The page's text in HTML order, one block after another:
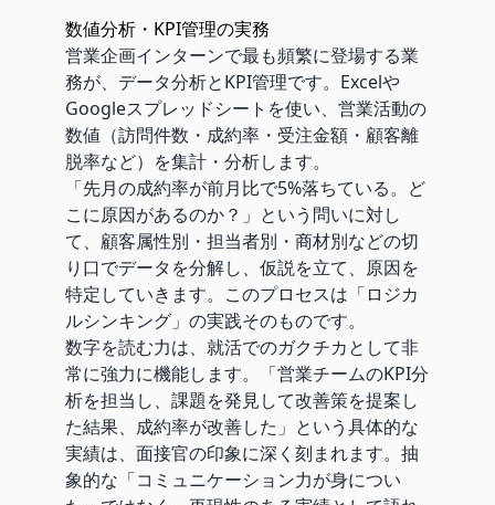
数値分析・KPI管理の実務
営業企画インターンで最も頻繁に登場する業
務が、データ分析とKPI管理です。Excelや
Googleスプレッドシートを使い、営業活動の
数値（訪問件数・成約率・受注金額・顧客離
脱率など）を集計・分析します。
「先月の成約率が前月比で5%落ちている。ど
こに原因があるのか？」という問いに対し
て、顧客属性別・担当者別・商材別などの切
り口でデータを分解し、仮説を立て、原因を
特定していきます。このプロセスは「ロジカ
ルシンキング」の実践そのものです。
数字を読む力は、就活でのガクチカとして非
常に強力に機能します。「営業チームのKPI分
析を担当し、課題を発見して改善策を提案し
た結果、成約率が改善した」という具体的な
実績は、面接官の印象に深く刻まれます。抽
象的な「コミュニケーション力が身につい